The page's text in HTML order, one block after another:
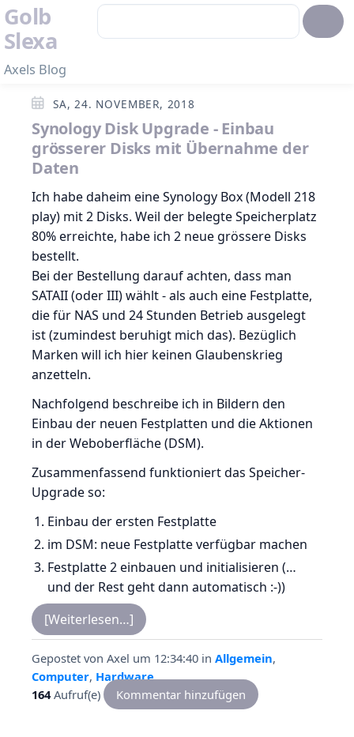
Golb
Slexa
Axels Blog
SA, 24. NOVEMBER, 2018
Synology Disk Upgrade - Einbau
grösserer Disks mit Übernahme der
Daten
Ich habe daheim eine Synology Box (Modell 218
play) mit 2 Disks. Weil der belegte Speicherplatz
80% erreichte, habe ich 2 neue grössere Disks
bestellt.
Bei der Bestellung darauf achten, dass man
SATAII (oder III) wählt - als auch eine Festplatte,
die für NAS und 24 Stunden Betrieb ausgelegt
ist (zumindest beruhigt mich das). Bezüglich
Marken will ich hier keinen Glaubenskrieg
anzetteln.
Nachfolgend beschreibe ich in Bildern den
Einbau der neuen Festplatten und die Aktionen
in der Weboberfläche (DSM).
Zusammenfassend funktioniert das Speicher-
Upgrade so:
Einbau der ersten Festplatte
im DSM: neue Festplatte verfügbar machen
Festplatte 2 einbauen und initialisieren (…
und der Rest geht dann automatisch :-))
[Weiterlesen…]
Gepostet von Axel um 12:34:40 in Allgemein,
Computer, Hardware
164Aufruf(e) Kommentar hinzufügen